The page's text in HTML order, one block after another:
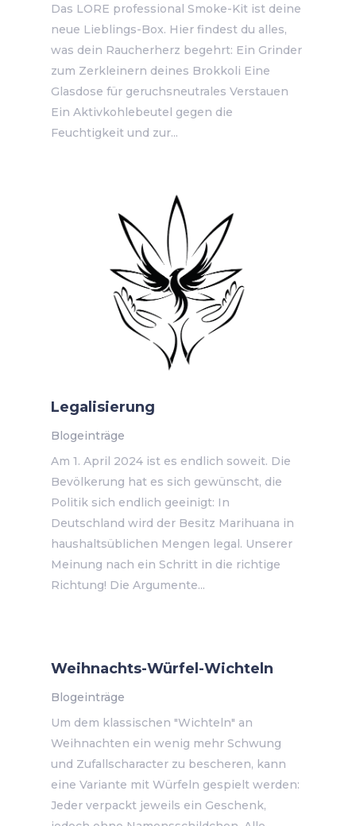
Das LORE professional Smoke-Kit ist deine
neue Lieblings-Box. Hier findest du alles,
was dein Raucherherz begehrt: Ein Grinder
zum Zerkleinern deines Brokkoli Eine
Glasdose für geruchsneutrales Verstauen
Ein Aktivkohlebeutel gegen die
Feuchtigkeit und zur...
Legalisierung
Blogeinträge
Am 1. April 2024 ist es endlich soweit. Die
Bevölkerung hat es sich gewünscht, die
Politik sich endlich geeinigt: In
Deutschland wird der Besitz Marihuana in
haushaltsüblichen Mengen legal. Unserer
Meinung nach ein Schritt in die richtige
Richtung! Die Argumente...
Weihnachts-Würfel-Wichteln
Blogeinträge
Um dem klassischen "Wichteln" an
Weihnachten ein wenig mehr Schwung
und Zufallscharacter zu bescheren, kann
eine Variante mit Würfeln gespielt werden:
Jeder verpackt jeweils ein Geschenk,